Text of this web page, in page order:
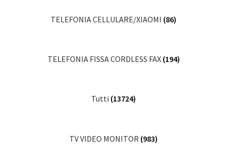
TELEFONIA CELLULARE/XIAOMI (86)
TELEFONIA FISSA CORDLESS FAX (194)
Tutti (13724)
TV VIDEO MONITOR (983)